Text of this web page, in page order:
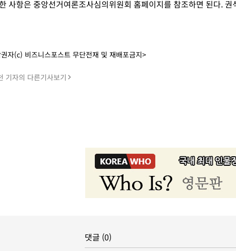
사항은 중앙선거여론조사심의위원회 홈페이지를 참조하면 된다. 권
자(c) 비즈니스포스트 무단전재 및 재배포금지>
기자의 다른기사보기
댓글 (0)